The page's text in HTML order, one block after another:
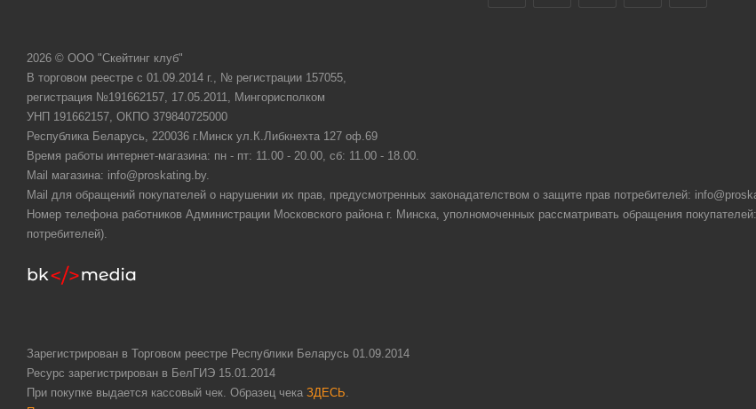
2026 © ООО "Скейтинг клуб"
В торговом реестре с 01.09.2014 г., № регистрации 157055,
регистрация №191662157, 17.05.2011, Мингорисполком
УНП 191662157, ОКПО 379840725000
Республика Беларусь, 220036 г.Минск ул.К.Либкнехта 127 оф.69
Время работы интернет-магазина: пн - пт: 11.00 - 20.00, сб: 11.00 - 18.00.
Mail магазина: info@proskating.by.
Mail для обращений покупателей о нарушении их прав, предусмотренных законадателством о защите прав потребителей:
Номер телефона работников Администрации Московского района г. Минска, уполномоченных рассматривать обращения
потребителей).
Зарегистрирован в Торговом реестре Республики Беларусь 01.09.2014
Ресурс зарегистрирован в БелГИЭ 15.01.2014
При покупке выдается кассовый чек. Образец чека ЗДЕСЬ